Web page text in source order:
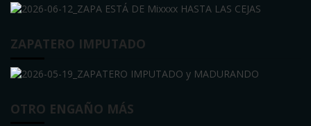
ZAPATERO IMPUTADO
OTRO ENGAÑO MÁS